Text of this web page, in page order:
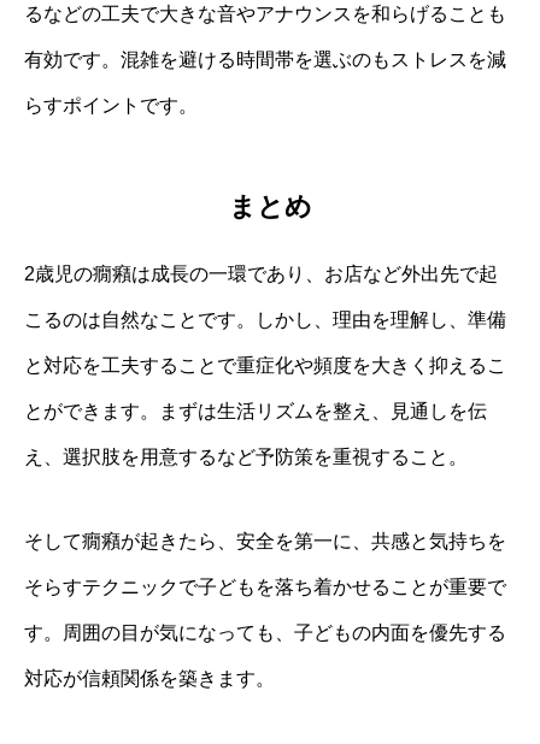
るなどの工夫で大きな音やアナウンスを和らげることも
有効です。混雑を避ける時間帯を選ぶのもストレスを減
らすポイントです。
まとめ
2歳児の癇癪は成長の一環であり、お店など外出先で起
こるのは自然なことです。しかし、理由を理解し、準備
と対応を工夫することで重症化や頻度を大きく抑えるこ
とができます。まずは生活リズムを整え、見通しを伝
え、選択肢を用意するなど予防策を重視すること。
そして癇癪が起きたら、安全を第一に、共感と気持ちを
そらすテクニックで子どもを落ち着かせることが重要で
す。周囲の目が気になっても、子どもの内面を優先する
対応が信頼関係を築きます。